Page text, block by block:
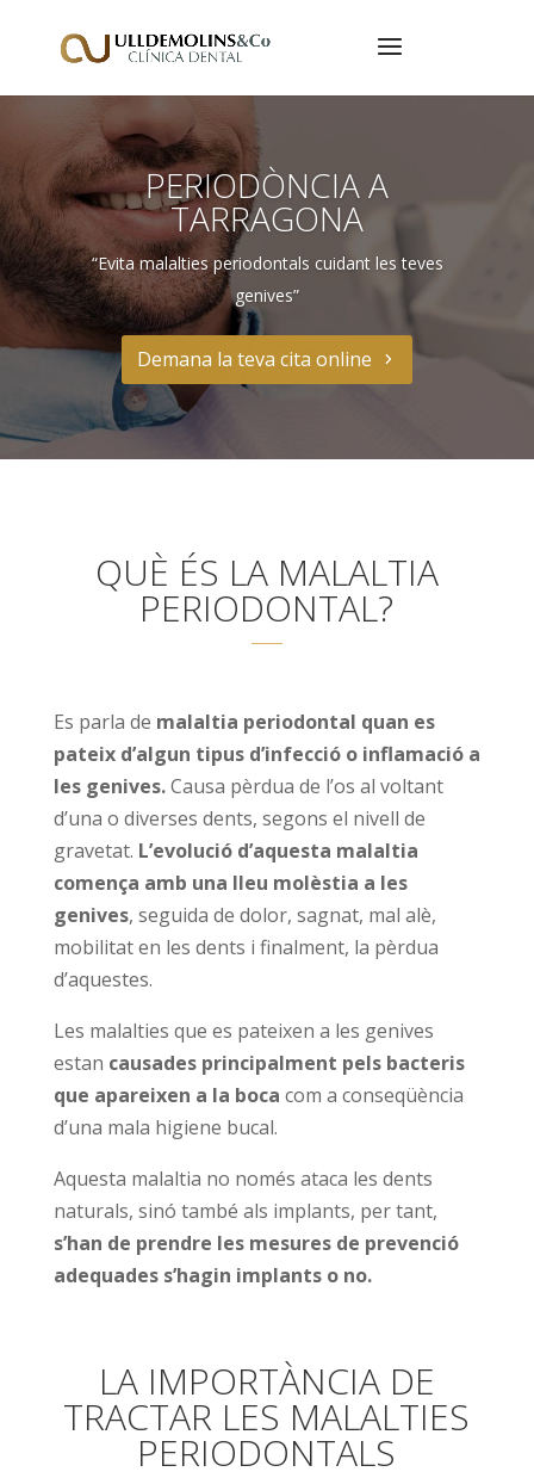
PERIODÒNCIA A
TARRAGONA
“Evita malalties periodontals cuidant les teves
genives”
Demana la teva cita online
QUÈ ÉS LA MALALTIA
PERIODONTAL?
Es parla de malaltia periodontal quan es
pateix d’algun tipus d’infecció o inflamació a
les genives.Causa pèrdua de l’os al voltant
d’una o diverses dents, segons el nivell de
gravetat. L’evolució d’aquesta malaltia
comença amb una lleu molèstia a les
genives, seguida de dolor, sagnat, mal alè,
mobilitat en les dents i finalment, la pèrdua
d’aquestes.
Les malalties que es pateixen a les genives
estan causades principalment pels bacteris
que apareixen a la boca com a conseqüència
d’una mala higiene bucal.
Aquesta malaltia no només ataca les dents
naturals, sinó també als implants, per tant,
s’han de prendre les mesures de prevenció
adequades s’hagin implants o no.
LA IMPORTÀNCIA DE
TRACTAR LES MALALTIES
PERIODONTALS